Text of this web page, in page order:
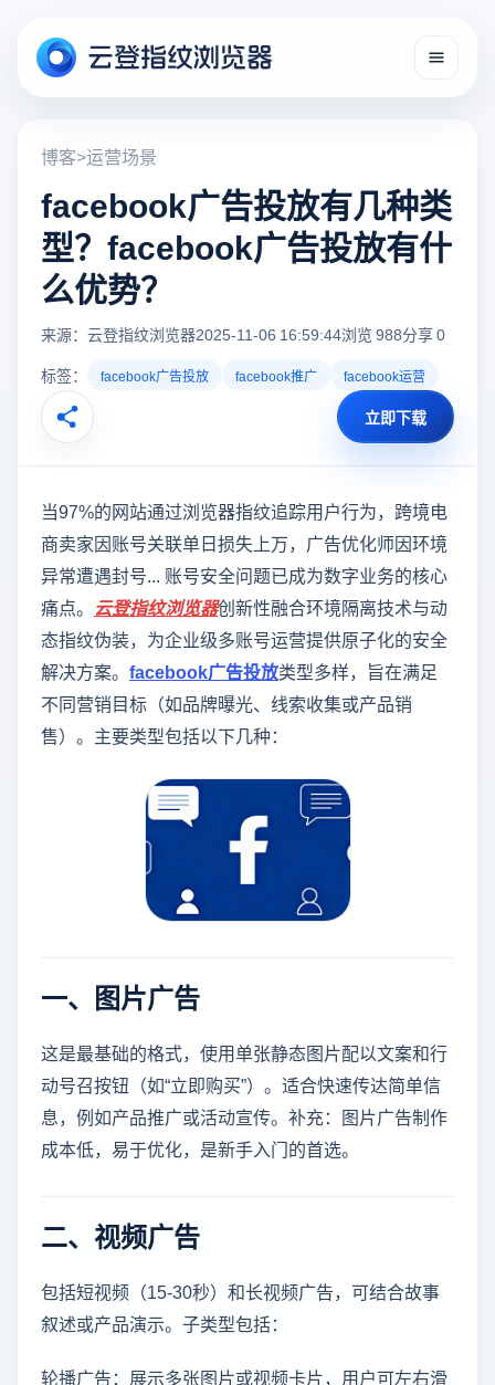
博客>运营场景
facebook广告投放有几种类
型？facebook广告投放有什
么优势？
来源：云登指纹浏览器2025-11-06 16:59:44浏览 988分享 0
标签：
facebook广告投放 facebook推广 facebook运营
立即下载
当97%的网站通过浏览器指纹追踪用户行为，跨境电
商卖家因账号关联单日损失上万，广告优化师因环境
异常遭遇封号... 账号安全问题已成为数字业务的核心
痛点。 云登指纹浏览器创新性融合环境隔离技术与动
态指纹伪装，为企业级多账号运营提供原子化的安全
解决方案。 facebook广告投放类型多样，旨在满足
不同营销目标（如品牌曝光、线索收集或产品销
售）。主要类型包括以下几种：
一、图片广告
这是最基础的格式，使用单张静态图片配以文案和行
动号召按钮（如“立即购买”）。适合快速传达简单信
息，例如产品推广或活动宣传。补充：图片广告制作
成本低，易于优化，是新手入门的首选。
二、视频广告
包括短视频（15-30秒）和长视频广告，可结合故事
叙述或产品演示。子类型包括：
轮播广告：展示多张图片或视频卡片，用户可左右滑